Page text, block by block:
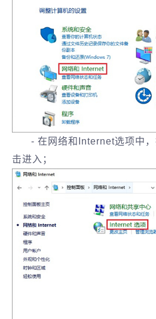
- 在网络和Internet选项中
击进入；